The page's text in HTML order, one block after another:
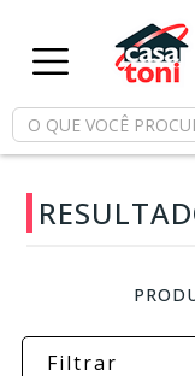
Minha Conta
Meus Favoritos
Departamentos
Tintas
Reforma
Filtrar